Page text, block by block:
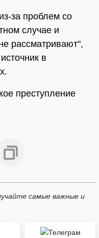
за проблем со
случае и
рассматривают",
в
преступление
самые важные и